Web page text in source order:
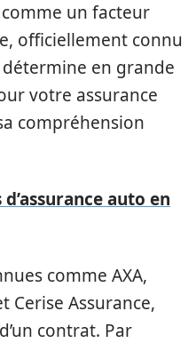
un facteur
officiellement connu
détermine en grande
votre assurance
compréhension
auto en
comme AXA,
Cerise Assurance,
contrat. Par